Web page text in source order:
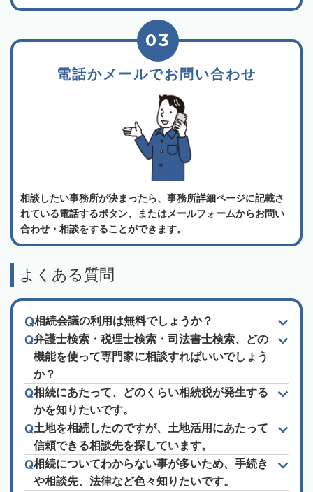
電話かメールでお問い合わせ
03
相談したい事務所が決まったら、事務所詳細ページに記載さ
れている電話するボタン、またはメールフォームからお問い
合わせ・相談をすることができます。
よくある質問
相続会議の利用は無料でしょうか？
弁護士検索・税理士検索・司法書士検索、どの
機能を使って専門家に相談すればいいでしょう
か？
相続にあたって、どのくらい相続税が発生する
かを知りたいです。
土地を相続したのですが、土地活用にあたって
信頼できる相談先を探しています。
相続についてわからない事が多いため、手続き
や相談先、法律など色々知りたいです。